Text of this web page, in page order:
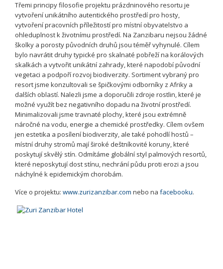
Třemi principy filosofie projektu prázdninového resortu je
vytvoření unikátního autentického prostředí pro hosty,
vytvoření pracovních příležitostí pro místní obyvatelstvo a
ohleduplnost k životnímu prostředí. Na Zanzibaru nejsou žádné
školky a porosty původních druhů jsou téměř vyhynulé. Cílem
bylo navrátit druhy typické pro skalnaté pobřeží na korálových
skalkách a vytvořit unikátní zahrady, které napodobí původní
vegetaci a podpoří rozvoj biodiverzity. Sortiment vybraný pro
resort jsme konzultovali se špičkovými odborníky z Afriky a
dalších oblastí. Nalezli jsme a doporučili zdroje rostlin, které je
možné využít bez negativního dopadu na životní prostředí.
Minimalizovali jsme travnaté plochy, které jsou extrémně
náročné na vodu, energie a chemické prostředky. Cílem ovšem
jen estetika a posílení biodiverzity, ale také pohodlí hostů –
místní druhy stromů mají široké deštníkovité koruny, které
poskytují skvělý stín. Odmítáme globální styl palmových resortů,
které neposkytují dost stínu, nechrání půdu proti erozi a jsou
náchylné k epidemickým chorobám.
Více o projektu: www.zurizanzibar.com nebo na facebooku.